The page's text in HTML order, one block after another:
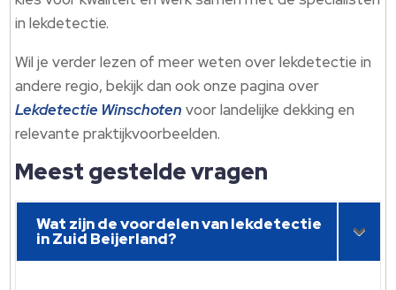
in lekdetectie.​
Wil je verder lezen of meer weten over lekdetectie in
andere regio, bekijk dan ook onze pagina over
Lekdetectie Winschoten voor landelijke dekking en
relevante praktijkvoorbeelden.​
Meest gestelde vragen
Wat zijn de voordelen van lekdetectie
in Zuid Beijerland?